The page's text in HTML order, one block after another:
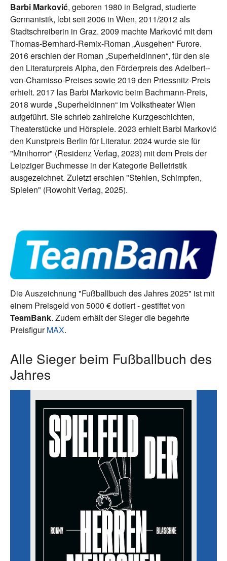
Barbi Marković, geboren 1980 in Belgrad, studierte
Germanistik, lebt seit 2006 in Wien, 2011/2012 als
Stadtschreiberin in Graz. 2009 machte Marković mit dem
Thomas­-Bernhard-­Remix-­Roman „Ausgehen“ Furore.
2016 erschien der Roman „Superheldinnen“, für den sie
den Literaturpreis Alpha, den Förderpreis des Adelbert-­
von­-Chamisso-­Preises sowie 2019 den ­Priessnitz-­Preis
erhielt. 2017 las Barbi Markovic beim Bachmann­-Preis,
2018 wurde „Super­heldinnen“ im Volkstheater Wien
aufgeführt. Sie schrieb zahlreiche Kurzgeschichten,
Theaterstücke und Hörspiele. 2023 erhielt Barbi Marković
den Kunstpreis Berlin für Literatur. 2024 wurde sie für
"Minihorror" (Residenz Verlag, 2023) mit dem Preis der
Leipziger Buchmesse in der Kategorie Belletristik
ausgezeichnet. Zuletzt erschien "Stehlen, Schimpfen,
Spielen" (Rowohlt Verlag, 2025).
Das Preisgeld
Die Auszeichnung "Fußballbuch des Jahres 2025" ist mit
einem Preisgeld von 5000 € dotiert - gestiftet von
TeamBank. Zudem erhält der Sieger die begehrte
PreisfigurMAX.
Alle Sieger beim Fußballbuch des
Jahres